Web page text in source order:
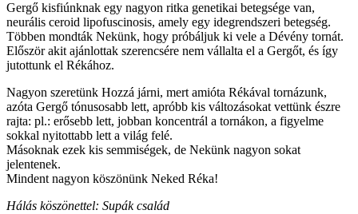
Gergő kisfiúnknak egy nagyon ritka genetikai betegsége van,
neurális ceroid lipofuscinosis, amely egy idegrendszeri betegség.
Többen mondták Nekünk, hogy próbáljuk ki vele a Dévény tornát.
Először akit ajánlottak szerencsére nem vállalta el a Gergőt, és így
jutottunk el Rékához.
Nagyon szeretünk Hozzá járni, mert amióta Rékával tornázunk,
azóta Gergő tónusosabb lett, apróbb kis változásokat vettünk észre
rajta: pl.: erősebb lett, jobban koncentrál a tornákon, a figyelme
sokkal nyitottabb lett a világ felé.
Másoknak ezek kis semmiségek, de Nekünk nagyon sokat
jelentenek.
Mindent nagyon köszönünk Neked Réka!
Hálás köszönettel: Supák család